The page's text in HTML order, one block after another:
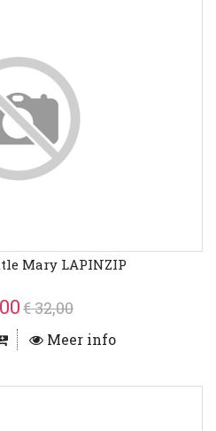
Mary LAPINZIP
€ 32,00
Meer info